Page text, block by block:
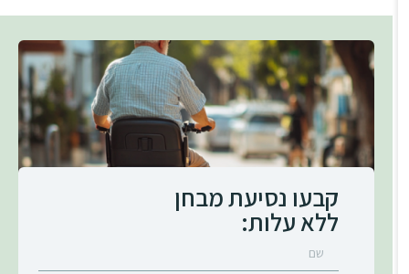
קבעו נסיעת מבחן
ללא עלות: